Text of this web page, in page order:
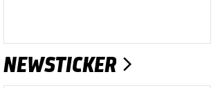
NEWSTICKER 